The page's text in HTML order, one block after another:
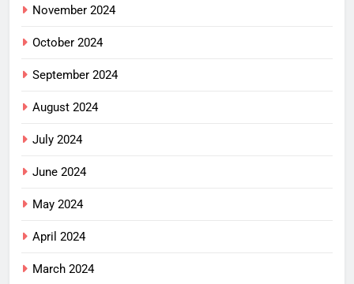
November 2024
October 2024
September 2024
August 2024
July 2024
June 2024
May 2024
April 2024
March 2024